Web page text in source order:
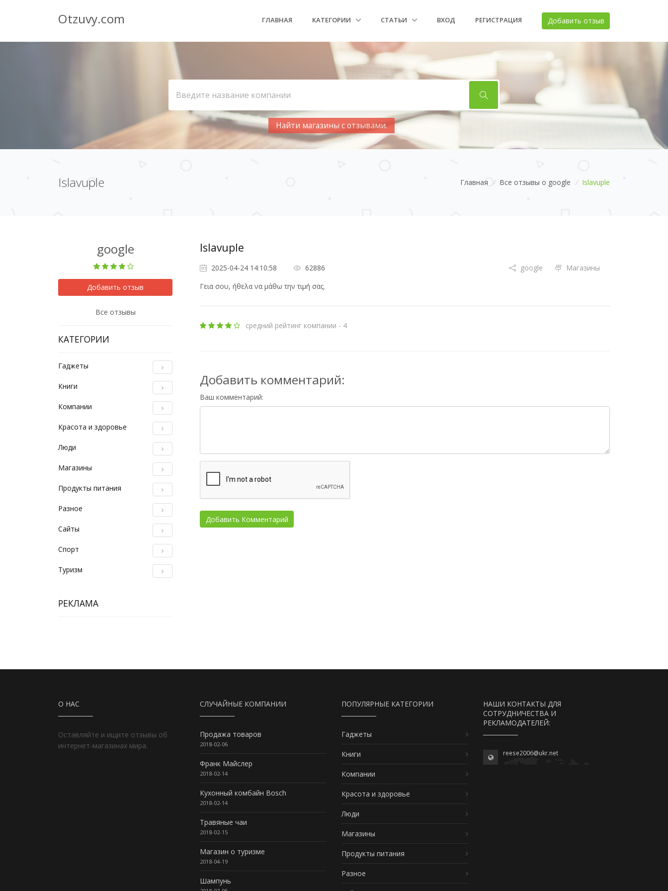
Otzuvy.com ГЛАВНАЯ КАТЕГОРИИ СТАТЬИ ВХОД РЕГИСТРАЦИЯ Добавить отзыв
Найти магазины с отзывами.
Islavuple Главная / Все отзывы о google / Islavuple
google
Добавить отзыв
Все отзывы
КАТЕГОРИИ
Гаджеты
Книги
Компании
Красота и здоровье
Люди
Магазины
Продукты питания
Разное
Сайты
Спорт
Туризм
РЕКЛАМА
Islavuple
2025-04-24 14:10:58 62886 google
Магазины
Γεια σου, ήθελα να μάθω την τιμή σας.
средний рейтинг компании - 4
Добавить комментарий:
Ваш комментарий:
О НАС
Оставляйте и ищите отзывы об
интернет-магазинах мира.
СЛУЧАЙНЫЕ КОМПАНИИ
Продажа товаров
2018-02-06
Франк Майслер
2018-02-14
Кухонный комбайн Bosch
2018-02-14
Травяные чаи
2018-02-15
Магазин о туризме
2018-04-19
Шампунь
ПОПУЛЯРНЫЕ КАТЕГОРИИ
Гаджеты
Книги
Компании
Красота и здоровье
Люди
Магазины
Продукты питания
Разное
НАШИ КОНТАКТЫ ДЛЯ
СОТРУДНИЧЕСТВА И
РЕКЛАМОДАТЕЛЕЙ:
reese2006@ukr.net